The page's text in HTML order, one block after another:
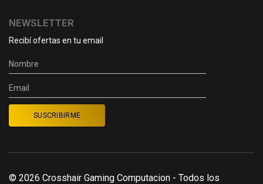
NEWSLETTER
Recibí ofertas en tu email
© 2026 Crosshair Gaming Computacion - Todos los